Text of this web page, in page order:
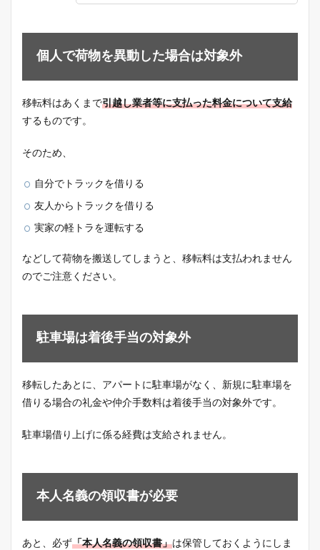
個人で荷物を異動した場合は対象外
移転料はあくまで引越し業者等に支払った料金について支給
するものです。
そのため、
自分でトラックを借りる
友人からトラックを借りる
実家の軽トラを運転する
などして荷物を搬送してしまうと、移転料は支払われません
のでご注意ください。
駐車場は着後手当の対象外
移転したあとに、アパートに駐車場がなく、新規に駐車場を
借りる場合の礼金や仲介手数料は着後手当の対象外です。
駐車場借り上げに係る経費は支給されません。
本人名義の領収書が必要
あと、必ず「本人名義の領収書」は保管しておくようにしま